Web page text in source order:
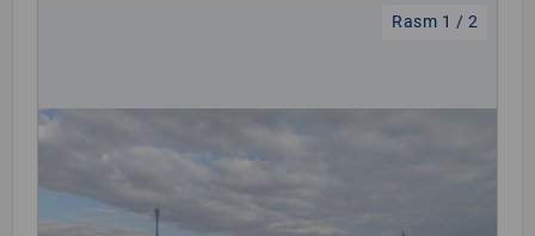
Rasm 1 / 2